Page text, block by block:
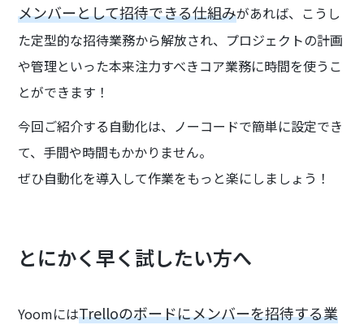
メンバーとして招待できる仕組みがあれば、こうし
た定型的な招待業務から解放され、プロジェクトの計画
や管理といった本来注力すべきコア業務に時間を使うこ
とができます！
今回ご紹介する自動化は、ノーコードで簡単に設定でき
て、手間や時間もかかりません。
ぜひ自動化を導入して作業をもっと楽にしましょう！
とにかく早く試したい方へ
YoomにはTrelloのボードにメンバーを招待する業